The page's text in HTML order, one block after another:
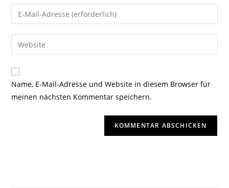
Name, E-Mail-Adresse und Website in diesem Browser für
meinen nächsten Kommentar speichern.